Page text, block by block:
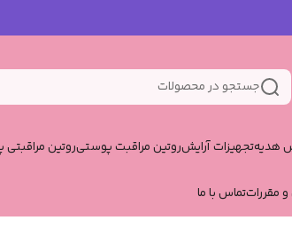
جستجو در محصولات
هدیهتجهیزات آرایشروتین مراقبت پوستیروتین
و مقرراتتماس با ما